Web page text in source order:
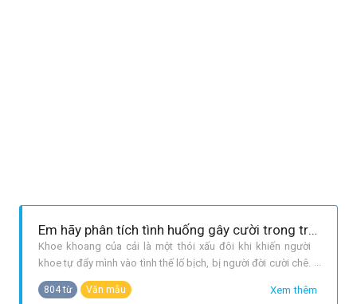
Em hãy phân tích tình huống gây cười trong truyện cười Lợn cưới, áo mới.
Khoe khoang của cải là một thói xấu đôi khi khiến người
khoe tự đẩy mình vào tình thế lố bịch, bị người đời cười chê.
Những người khoe của thường là những kẻ hợm hĩnh, coi
của cải là trên hết, có chút gì mới cũng khoe ra để chứng tỏ
Xem thêm
804 từ Văn mẫu